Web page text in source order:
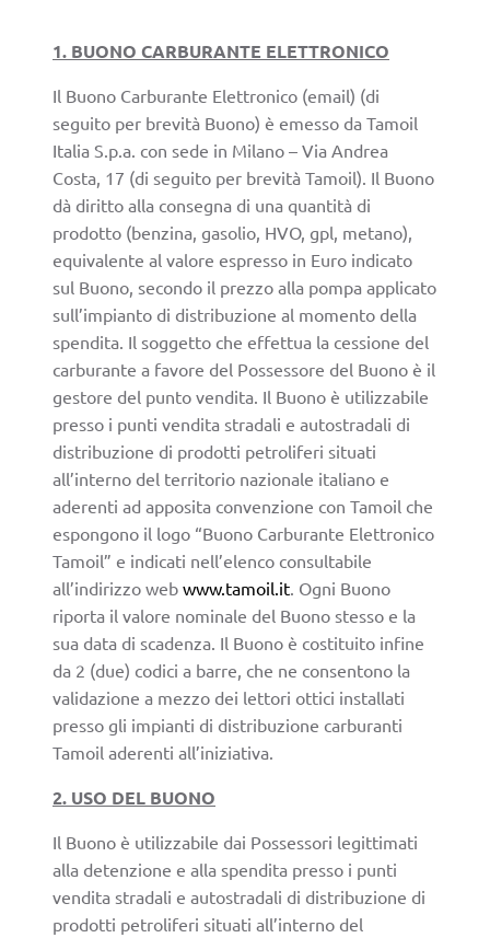
1. BUONO CARBURANTE ELETTRONICO
Il Buono Carburante Elettronico (email) (di
seguito per brevità Buono) è emesso da Tamoil
Italia S.p.a. con sede in Milano – Via Andrea
Costa, 17 (di seguito per brevità Tamoil). Il Buono
dà diritto alla consegna di una quantità di
prodotto (benzina, gasolio, HVO, gpl, metano),
equivalente al valore espresso in Euro indicato
sul Buono, secondo il prezzo alla pompa applicato
sull’impianto di distribuzione al momento della
spendita. Il soggetto che effettua la cessione del
carburante a favore del Possessore del Buono è il
gestore del punto vendita. Il Buono è utilizzabile
presso i punti vendita stradali e autostradali di
distribuzione di prodotti petroliferi situati
all’interno del territorio nazionale italiano e
aderenti ad apposita convenzione con Tamoil che
espongono il logo “Buono Carburante Elettronico
Tamoil” e indicati nell’elenco consultabile
all’indirizzo web www.tamoil.it . Ogni Buono
riporta il valore nominale del Buono stesso e la
sua data di scadenza. Il Buono è costituito infine
da 2 (due) codici a barre, che ne consentono la
validazione a mezzo dei lettori ottici installati
presso gli impianti di distribuzione carburanti
Tamoil aderenti all’iniziativa.
2. USO DEL BUONO
Il Buono è utilizzabile dai Possessori legittimati
alla detenzione e alla spendita presso i punti
vendita stradali e autostradali di distribuzione di
prodotti petroliferi situati all’interno del